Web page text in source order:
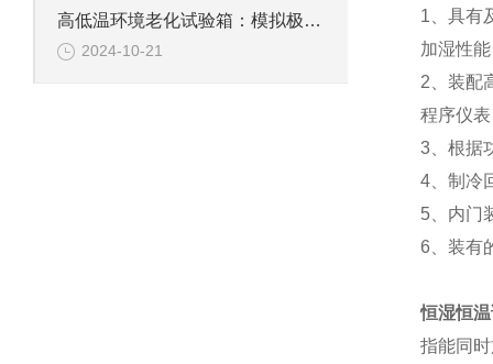
高低温环境老化试验箱：模拟极限环境的测试利器
2024-10-21
1、具有
加湿性
2、装配
程序仪
3、根据
4、制冷
5、内门
6、装有
恒湿恒
指能同